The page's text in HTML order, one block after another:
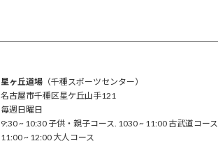
星ヶ丘道場（千種スポーツセンター）
名古屋市千種区星ケ丘山手121
毎週日曜日
9:30 ~ 10:30 子供・親子コース. 1030 ~ 11:00 古武道コース
11:00 ~ 12:00 大人コース